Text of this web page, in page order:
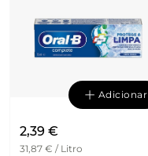
Adicionar
2,39 €
31,87 € / Litro